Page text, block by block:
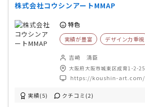
株式会社コウシンアートMMAP
特色
実績が豊富 デザイン力重視
吉崎 清臣
大阪府大阪市城東区成育1-2-25
https://koushin-art.com/
実績(5) クチコミ(2)